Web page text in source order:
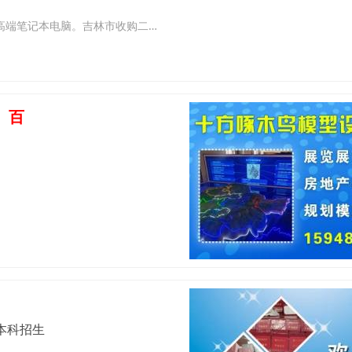
吉林市回收台式电脑吉林市回收笔记本电脑和二手显示器。回收二手高端笔记本电脑。吉林市收购二手笔记本电脑公司在吉林市地区二手笔记本回收行业拥有较高的知名度。 回收各种淘汰及闲置的二手旧笔记本电脑吉林市收购
百
科招生